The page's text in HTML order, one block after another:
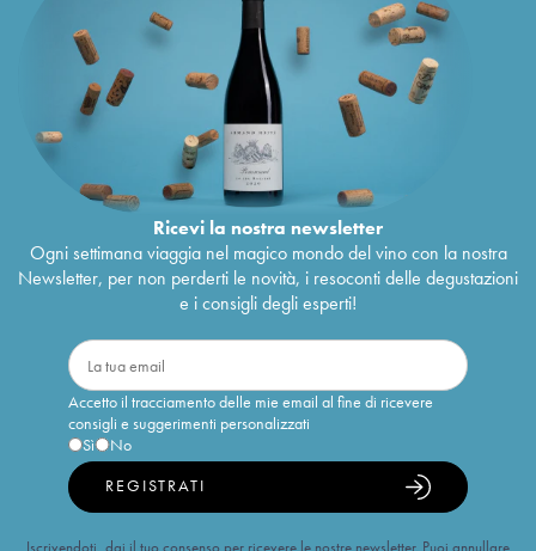
Ricevi la nostra newsletter
Ogni settimana viaggia nel magico mondo del vino con la nostra
Newsletter, per non perderti le novità, i resoconti delle degustazioni
e i consigli degli esperti!
Accetto il tracciamento delle mie email al fine di ricevere
consigli e suggerimenti personalizzati
Sì
No
REGISTRATI